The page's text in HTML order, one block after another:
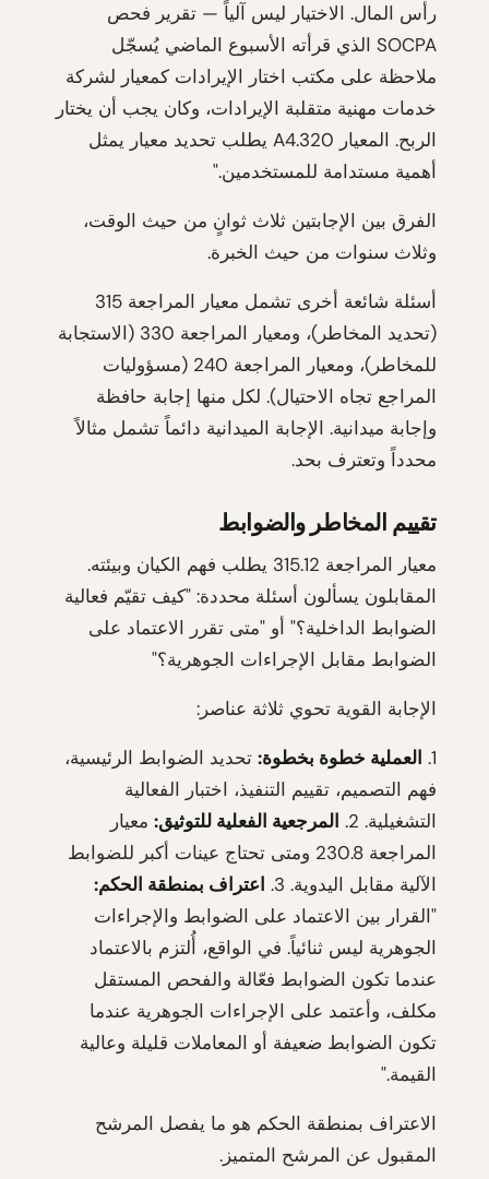
رأس المال. الاختيار ليس آلياً — تقرير فحص
SOCPA الذي قرأته الأسبوع الماضي يُسجّل
ملاحظة على مكتب اختار الإيرادات كمعيار لشركة
خدمات مهنية متقلبة الإيرادات، وكان يجب أن يختار
الربح. المعيار 320.A4 يطلب تحديد معيار يمثل
أهمية مستدامة للمستخدمين."
الفرق بين الإجابتين ثلاث ثوانٍ من حيث الوقت،
وثلاث سنوات من حيث الخبرة.
أسئلة شائعة أخرى تشمل معيار المراجعة 315
(تحديد المخاطر)، ومعيار المراجعة 330 (الاستجابة
للمخاطر)، ومعيار المراجعة 240 (مسؤوليات
المراجع تجاه الاحتيال). لكل منها إجابة حافظة
وإجابة ميدانية. الإجابة الميدانية دائماً تشمل مثالاً
محدداً وتعترف بحد.
تقييم المخاطر والضوابط
معيار المراجعة 315.12 يطلب فهم الكيان وبيئته.
المقابلون يسألون أسئلة محددة: "كيف تقيّم فعالية
الضوابط الداخلية؟" أو "متى تقرر الاعتماد على
الضوابط مقابل الإجراءات الجوهرية؟"
الإجابة القوية تحوي ثلاثة عناصر:
1. العملية خطوة بخطوة: تحديد الضوابط الرئيسية،
فهم التصميم، تقييم التنفيذ، اختبار الفعالية
التشغيلية. 2.
المرجعية الفعلية للتوثيق: معيار
المراجعة 230.8 ومتى تحتاج عينات أكبر للضوابط
الآلية مقابل اليدوية. 3.
اعتراف بمنطقة الحكم:
"القرار بين الاعتماد على الضوابط والإجراءات
الجوهرية ليس ثنائياً. في الواقع، أُلتزم بالاعتماد
عندما تكون الضوابط فعّالة والفحص المستقل
مكلف، وأعتمد على الإجراءات الجوهرية عندما
تكون الضوابط ضعيفة أو المعاملات قليلة وعالية
القيمة."
الاعتراف بمنطقة الحكم هو ما يفصل المرشح
المقبول عن المرشح المتميز.